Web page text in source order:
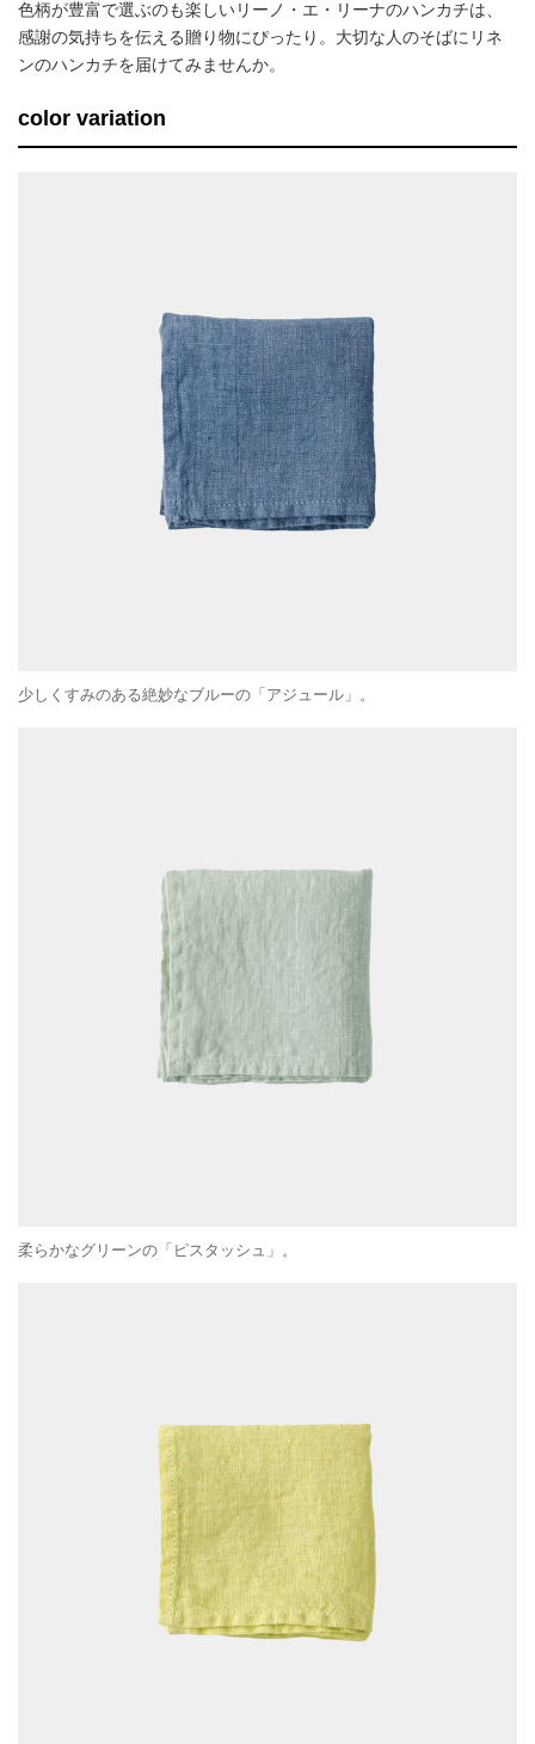
色柄が豊富で選ぶのも楽しいリーノ・エ・リーナのハンカチは、
感謝の気持ちを伝える贈り物にぴったり。大切な人のそばにリネ
ンのハンカチを届けてみませんか。
color variation
少しくすみのある絶妙なブルーの「アジュール」。
柔らかなグリーンの「ピスタッシュ」。